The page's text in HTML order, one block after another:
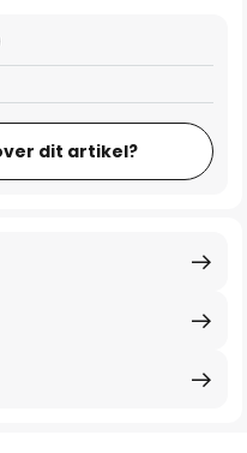
dit artikel?